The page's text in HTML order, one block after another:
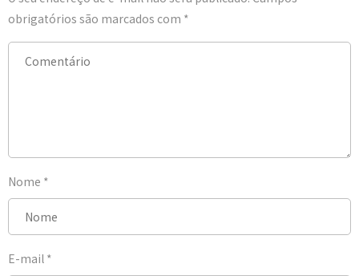
obrigatórios são marcados com *
Nome *
E-mail *